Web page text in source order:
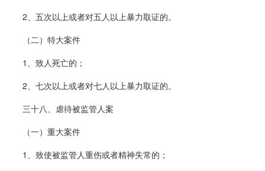
2、五次以上或者对五人以上暴力取证的。
（二）特大案件
1、致人死亡的；
2、七次以上或者对七人以上暴力取证的。
三十八、虐待被监管人案
（一）重大案件
1、致使被监管人重伤或者精神失常的；